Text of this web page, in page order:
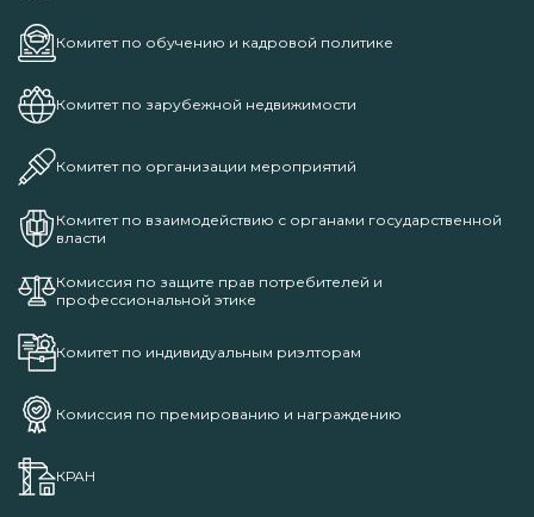
Комитет по обучению и кадровой политике
Комитет по зарубежной недвижимости
Комитет по организации мероприятий
Комитет по взаимодействию с органами государственной
власти
Комиссия по защите прав потребителей и
профессиональной этике
Комитет по индивидуальным риэлторам
Комиссия по премированию и награждению
КРАН